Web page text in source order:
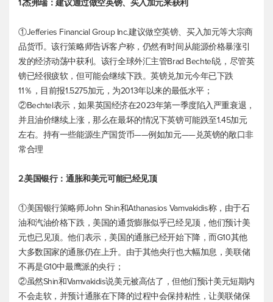
1.杰弗瑞：建议通过做空英镑、买入加元来获利
①Jefferies Financial Group Inc.建议做空英镑、买入加元等大宗商
品货币。该行策略师告诉客户称，仍然有时间从能源价格暴涨引
发的经济动荡中获利。该行全球外汇主管Brad Bechtel说，尽管英
镑已经很疲软，但可能会继续下跌。英镑兑加元今年已下跌
11％，目前报1.5275加元，为2013年以来的最低水平；
②Bechtel表示，如果英国经济在2023年第一季度陷入严重衰退，
并且油价继续上涨，那么在最坏的情况下英镑可能跌至1.45加元
左右。持有一些能源生产国货币——例如加元——兑英镑的敞口非
常合理
2.美国银行：通胀和美元可能已经见顶
①美国银行策略师John Shin和Athanasios Vamvakidis称，由于石
油和汽油价格下跌，美国的通货膨胀似乎已经见顶，他们预计美
元也已见顶。他们表示，美国的通胀已经开始下降，而G10其他
大多数国家的通胀仍在上升。由于其他央行也大幅加息，美联储
不再是G10中最鹰派的央行；
②虽然Shin和Vamvakidis说美元被高估了，但他们预计美元短期内
不会走软，并预计通胀在下降的过程中会保持粘性，让美联储保